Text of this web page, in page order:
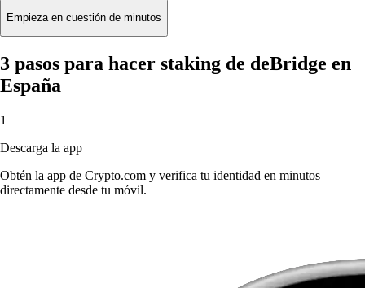
Empieza en cuestión de minutos
3 pasos para hacer staking de deBridge en
España
1
Descarga la app
Obtén la app de Crypto.com y verifica tu identidad en minutos
directamente desde tu móvil.